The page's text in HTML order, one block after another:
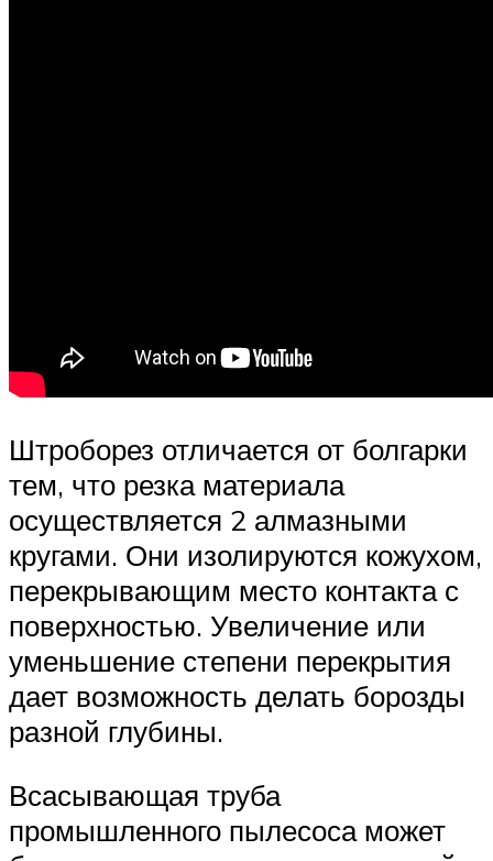
Штроборез отличается от болгарки
тем, что резка материала
осуществляется 2 алмазными
кругами. Они изолируются кожухом,
перекрывающим место контакта с
поверхностью. Увеличение или
уменьшение степени перекрытия
дает возможность делать борозды
разной глубины.
Всасывающая труба
промышленного пылесоса может